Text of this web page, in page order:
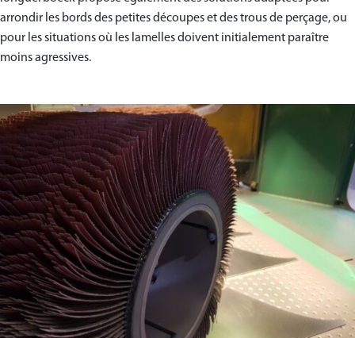
arrondir les bords des petites découpes et des trous de perçage, ou
pour les situations où les lamelles doivent initialement paraître
moins agressives.